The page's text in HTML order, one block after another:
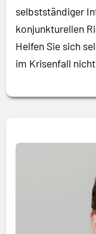
selbstständiger
konjunkturellen
Helfen Sie sich
im Krisenfall